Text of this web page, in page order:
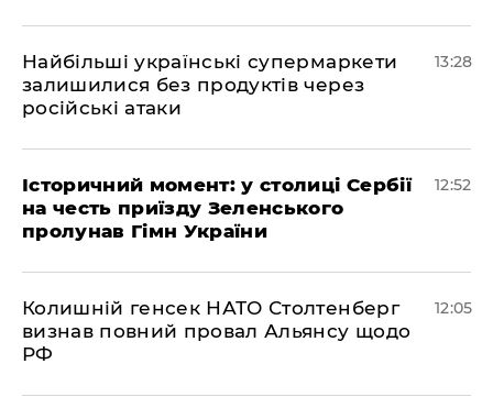
Найбільші українські супермаркети
залишилися без продуктів через
російські атаки
13:28
Історичний момент: у столиці Сербії
на честь приїзду Зеленського
пролунав Гімн України
12:52
Колишній генсек НАТО Столтенберг
визнав повний провал Альянсу щодо
РФ
12:05